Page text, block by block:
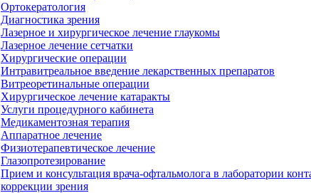
Ортокератология
Диагностика зрения
Лазерное и хирургическое лечение глаукомы
Лазерное лечение сетчатки
Хирургические операции
Интравитреальное введение лекарственных препаратов
Витреоретинальные операции
Хирургическое лечение катаракты
Услуги процедурного кабинета
Медикаментозная терапия
Аппаратное лечение
Физиотерапевтическое лечение
Глазопротезирование
Прием и консультация врача-офтальмолога в лаборатории
коррекции зрения